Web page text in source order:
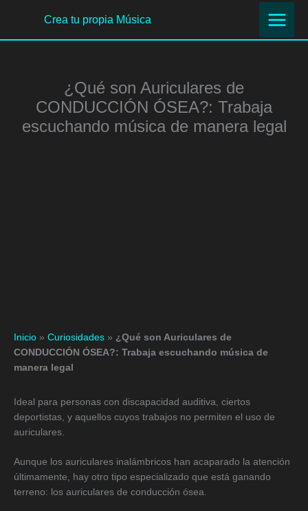
contenido
Crea tu propia Música
¿Qué son Auriculares de
CONDUCCIÓN ÓSEA?: Trabaja
escuchando música de manera legal
Inicio » Curiosidades » ¿Qué son Auriculares de
CONDUCCIÓN ÓSEA?: Trabaja escuchando música de
manera legal
Ideal para personas con discapacidad auditiva, ciertos
deportistas, y aquellos cuyos trabajos no permiten el uso de
auriculares.
Aunque los auriculares inalámbricos han acaparado la atención
últimamente, hay otro tipo especializado que está ganando
terreno: los auriculares de conducción ósea.